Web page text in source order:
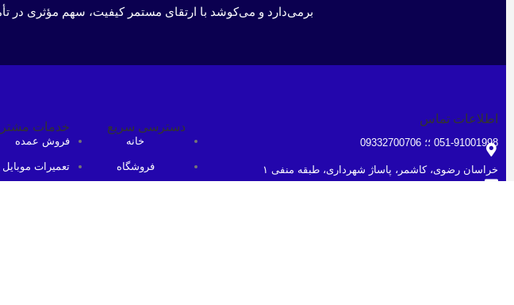
برمی‌دارد و می‌کوشد با ارتقای مستمر کیفیت، سهم مؤثری در
اطلاعات تماس
051-91001998 ؛؛ 09332700706
خراسان رضوی، کاشمر، پاساژ شهرداری، طبقه منفی ۱
دسترسی سریع
خانه
فروشگاه
خدمات
فروش عمده
تعمیرات موبایل